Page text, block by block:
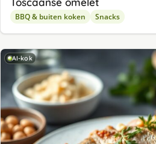
BBQ & buiten koken Snacks
AI-kok